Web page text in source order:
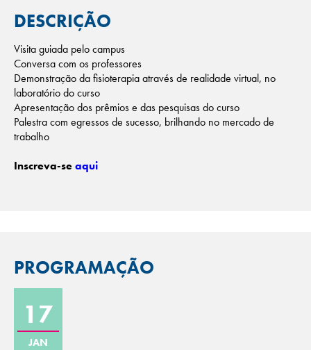
DESCRIÇÃO
Visita guiada pelo campus
Conversa com os professores
Demonstração da fisioterapia através de realidade virtual, no
laboratório do curso
Apresentação dos prêmios e das pesquisas do curso
Palestra com egressos de sucesso, brilhando no mercado de
trabalho
Inscreva-seaqui
PROGRAMAÇÃO
17
JAN